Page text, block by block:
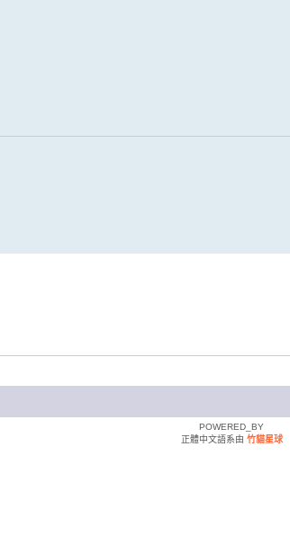
POWERED_BY
正體中文語系由 竹貓星球